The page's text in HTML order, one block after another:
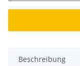
Beschreibung